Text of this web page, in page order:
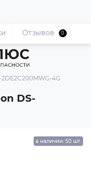
4G
DS-
Отзывов 0
в наличии: 50 шт.